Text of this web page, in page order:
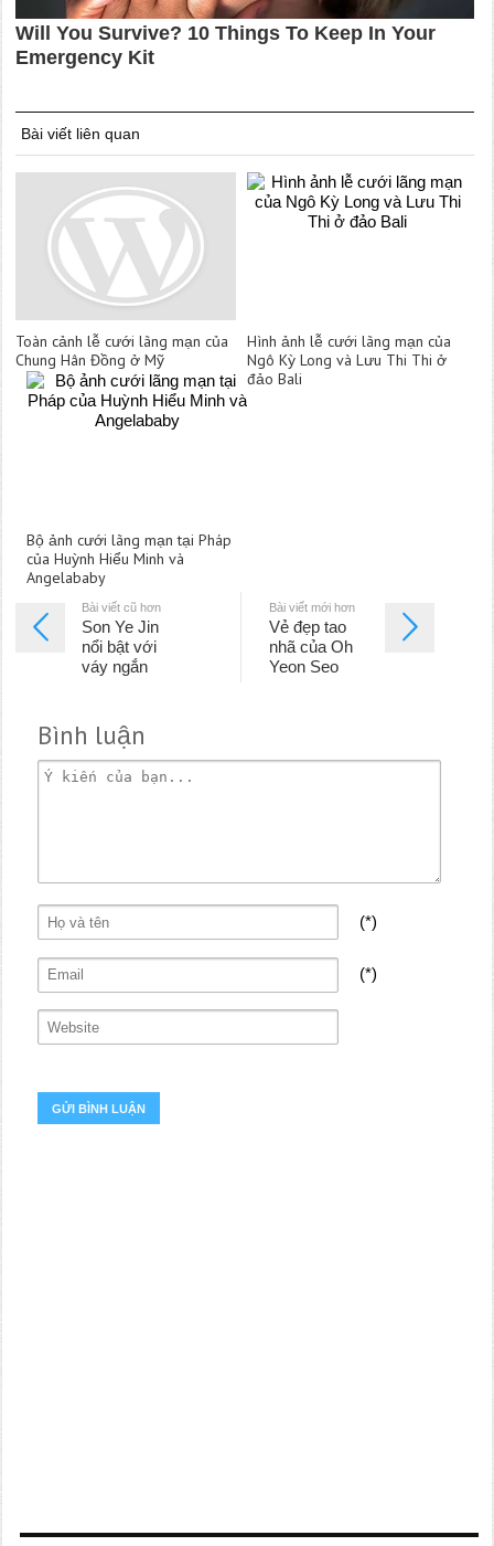
Bài viết liên quan
Toàn cảnh lễ cưới lãng mạn của
Chung Hân Đồng ở Mỹ
Hình ảnh lễ cưới lãng mạn của
Ngô Kỳ Long và Lưu Thi Thi ở
đảo Bali
Bộ ảnh cưới lãng mạn tại Pháp
của Huỳnh Hiểu Minh và
Angelababy
Bài viết cũ hơn
Son Ye Jin
nổi bật với
váy ngắn
Bài viết mới hơn
Vẻ đẹp tao
nhã của Oh
Yeon Seo
Bình luận
(*)
(*)